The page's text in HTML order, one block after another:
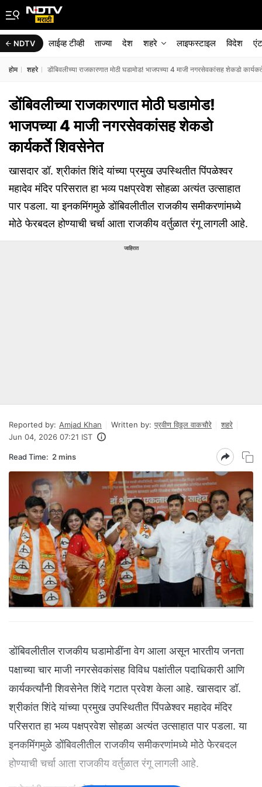
NDTV लाईव्ह टीव्ही ताज्या देश शहरे लाइफस्टाइल विदेश
होम शहरे डोंबिवलीच्या राजकारणात मोठी घडामोड! भाजपच्या 4 माजी नगरसेवकांसह शेकडो
डोंबिवलीच्या राजकारणात मोठी घडामोड!
भाजपच्या 4 माजी नगरसेवकांसह शेकडो
कार्यकर्ते शिवसेनेत
खासदार डॉ. श्रीकांत शिंदे यांच्या प्रमुख उपस्थितीत पिंपळेश्वर
महादेव मंदिर परिसरात हा भव्य पक्षप्रवेश सोहळा अत्यंत उत्साहात
पार पडला. या इनकमिंगमुळे डोंबिवलीतील राजकीय समीकरणांमध्ये
मोठे फेरबदल होण्याची चर्चा आता राजकीय वर्तुळात रंगू लागली आहे.
जाहिरात
Reported by: Amjad Khan Written by: प्रवीण विठ्ठल वाकचौरे
शहरे
Jun 04, 2026 07:21 IST
Read Time: 2 mins
डोंबिवलीतील राजकीय घडामोडींना वेग आला असून भारतीय जनता
पक्षाच्या चार माजी नगरसेवकांसह विविध पक्षांतील पदाधिकारी आणि
कार्यकर्त्यांनी शिवसेनेत शिंदे गटात प्रवेश केला आहे. खासदार डॉ.
श्रीकांत शिंदे यांच्या प्रमुख उपस्थितीत पिंपळेश्वर महादेव मंदिर
परिसरात हा भव्य पक्षप्रवेश सोहळा अत्यंत उत्साहात पार पडला. या
इनकमिंगमुळे डोंबिवलीतील राजकीय समीकरणांमध्ये मोठे फेरबदल
होण्याची चर्चा आता राजकीय वर्तुळात रंगू लागली आहे.